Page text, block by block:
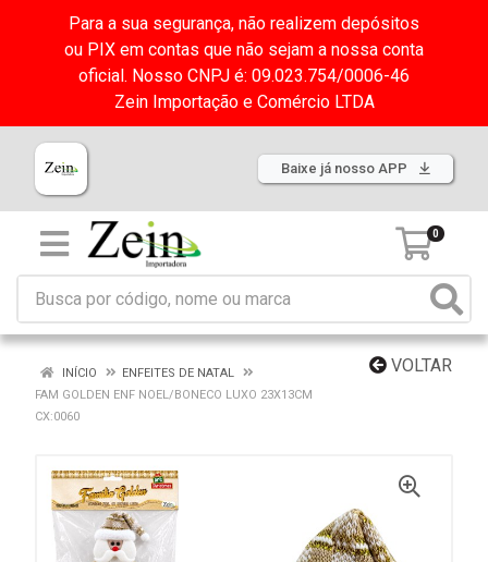
Para a sua segurança, não realizem depósitos
ou PIX em contas que não sejam a nossa conta
oficial. Nosso CNPJ é: 09.023.754/0006-46
Zein Importação e Comércio LTDA
Baixe já nosso APP
0
VOLTAR
INÍCIO
ENFEITES DE NATAL
FAM GOLDEN ENF NOEL/BONECO LUXO 23X13CM
CX:0060